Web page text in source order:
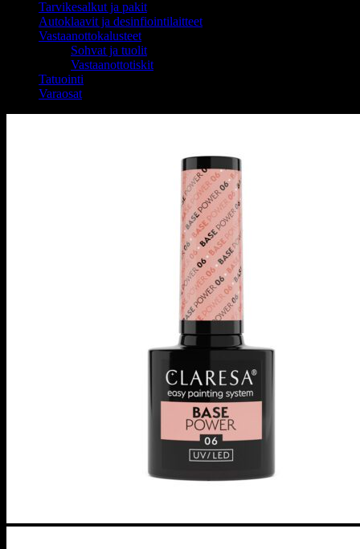
Tarvikesalkut ja pakit
Autoklaavit ja desinfiointilaitteet
Vastaanottokalusteet
Sohvat ja tuolit
Vastaanottotiskit
Tatuointi
Varaosat